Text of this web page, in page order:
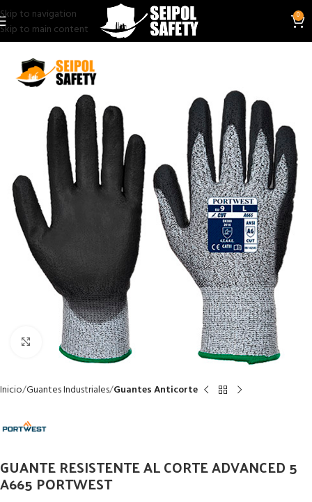
Skip to navigation
Skip to main content
0
Clic para ampliar
Inicio Guantes Industriales Guantes Anticorte
GUANTE RESISTENTE AL CORTE ADVANCED 5
A665 PORTWEST